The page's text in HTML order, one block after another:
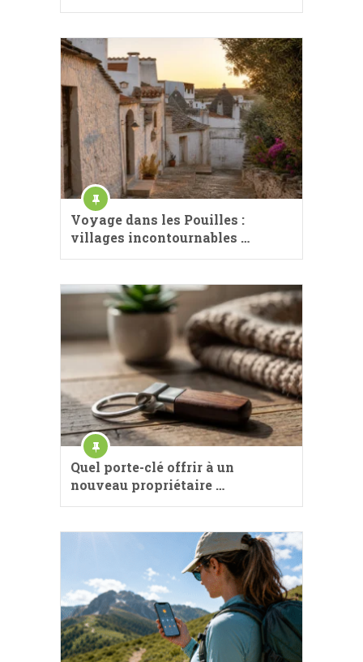
Voyage dans les Pouilles :
villages incontournables …
Quel porte-clé offrir à un
nouveau propriétaire …